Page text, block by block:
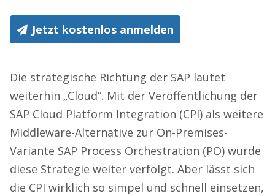
Jetzt kostenlos anmelden
Die strategische Richtung der SAP lautet
weiterhin „Cloud“. Mit der Veröffentlichung der
SAP Cloud Platform Integration (CPI) als weitere
Middleware-Alternative zur On-Premises-
Variante SAP Process Orchestration (PO) wurde
diese Strategie weiter verfolgt. Aber lässt sich
die CPI wirklich so simpel und schnell einsetzen,